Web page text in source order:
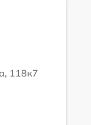
118к7